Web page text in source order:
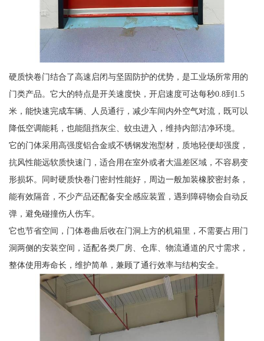
硬质快卷门结合了高速启闭与坚固防护的优势，是工业场所常用的
门类产品。它大的特点是开关速度快，开启速度可达每秒0.8到1.5
米，能快速完成车辆、人员通行，减少车间内外空气对流，既可以
降低空调能耗，也能阻挡灰尘、蚊虫进入，维持内部洁净环境。
它的门体采用高强度铝合金或不锈钢发泡型材，质地轻便却强度，
抗风性能远软质快速门，适合用在室外或者大温差区域，不容易变
形损坏。同时硬质快卷门密封性能好，周边一般加装橡胶密封条，
能有效隔音，不少产品还配备安全感应装置，遇到障碍物会自动反
弹，避免碰撞伤人伤车。
它也节省空间，门体卷曲后收在门洞上方的机箱里，不需要占用门
洞两侧的安装空间，适配各类厂房、仓库、物流通道的尺寸需求，
整体使用寿命长，维护简单，兼顾了通行效率与结构安全。